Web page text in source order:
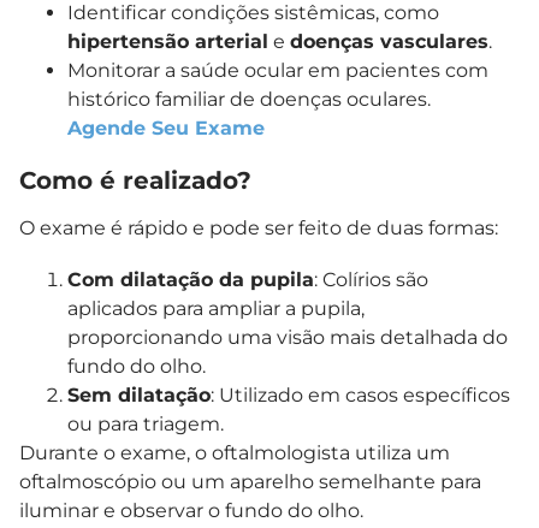
Identificar condições sistêmicas, como
hipertensão arterial e doenças vasculares.
Monitorar a saúde ocular em pacientes com
histórico familiar de doenças oculares.
Agende Seu Exame
Como é realizado?
O exame é rápido e pode ser feito de duas formas:
Com dilatação da pupila: Colírios são
aplicados para ampliar a pupila,
proporcionando uma visão mais detalhada do
fundo do olho.
Sem dilatação: Utilizado em casos específicos
ou para triagem.
Durante o exame, o oftalmologista utiliza um
oftalmoscópio ou um aparelho semelhante para
iluminar e observar o fundo do olho.